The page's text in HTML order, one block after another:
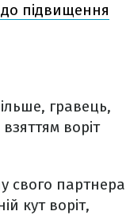
підвищення
гравець,
воріт
свого партнера
кут воріт,